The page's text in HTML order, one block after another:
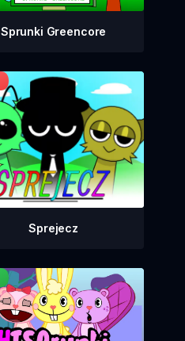
Sprunki Greencore
Sprejecz